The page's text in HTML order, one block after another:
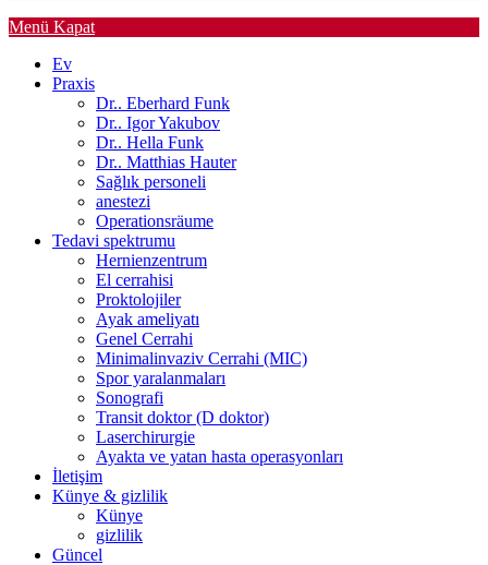
Menü Kapat
Ev
Praxis
Dr.. Eberhard Funk
Dr.. Igor Yakubov
Dr.. Hella Funk
Dr.. Matthias Hauter
Sağlık personeli
anestezi
Operationsräume
Tedavi spektrumu
Hernienzentrum
El cerrahisi
Proktolojiler
Ayak ameliyatı
Genel Cerrahi
Minimalinvaziv Cerrahi (MIC)
Spor yaralanmaları
Sonografi
Transit doktor (D doktor)
Laserchirurgie
Ayakta ve yatan hasta operasyonları
İletişim
Künye & gizlilik
Künye
gizlilik
Güncel